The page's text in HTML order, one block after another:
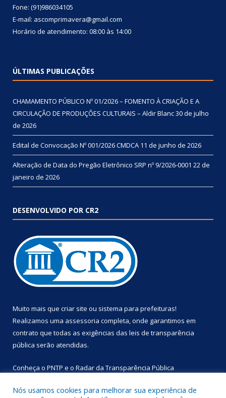
Fone: (91)986034105
E-mail: ascomprimavera@gmail.com
Horário de atendimento: 08:00 às 14:00
ÚLTIMAS PUBLICAÇÕES
CHAMAMENTO PÚBLICO Nº 01/2026 – FOMENTO À CRIAÇÃO E A
CIRCULAÇÃO DE PRODUÇÕES CULTURAIS – Aldir Blanc30 de julho
de 2026
Edital de Convocação Nº 001/2026 CMDCA 11 de junho de 2026
Alteração de Data do Pregão Eletrônico SRP nº 9/2026-0001 22 de
janeiro de 2026
DESENVOLVIDO POR CR2
Muito mais que criar site ou sistema para prefeituras!
Realizamos uma assessoria completa, onde garantimos em
contrato que todas as exigências das leis de transparência
pública serão atendidas.
Conheça o PNTP e o Radar da Transparência Pública
Nós usamos cookies para melhorar sua experiência de